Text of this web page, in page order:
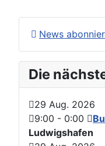
News
Die
29 Aug. 2026
9:00 - 0:00
Ludwigshafen